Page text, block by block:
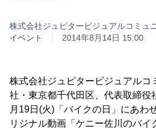
株式会社ジュピタービジュアルコミュ
イベント
2014年8月14日 15:00
株式会社ジュピタービジュアルコ
社・東京都千代田区、代表取締役
月19日(火)「バイクの日」にあわ
リジナル動画「ケニー佐川のバイ